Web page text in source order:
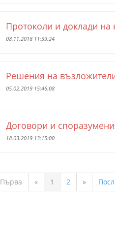
Протоколи и доклади на
08.11.2018 11:39:24
Решения на
05.02.2019 15:46:08
Договори и
18.03.2019 13:15:00
Първа « 1 2 »